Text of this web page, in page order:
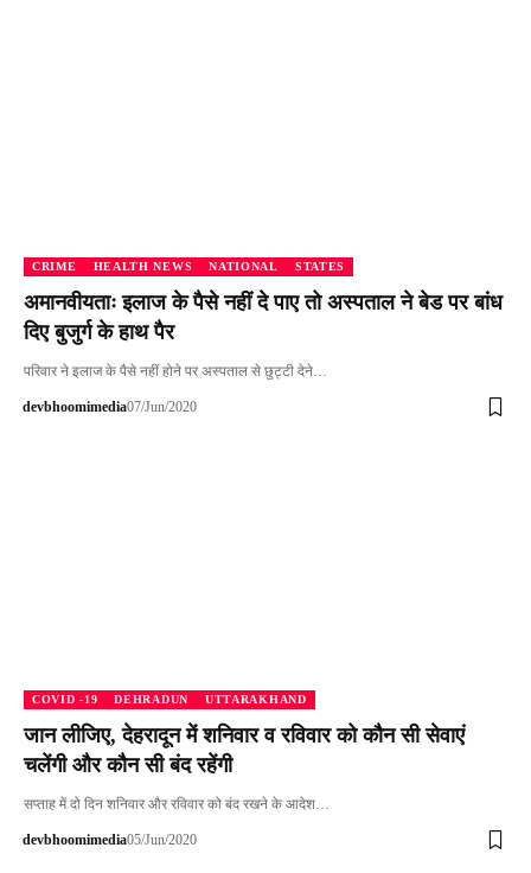
CRIME HEALTH NEWS NATIONAL STATES
अमानवीयताः इलाज के पैसे नहीं दे पाए तो अस्पताल ने बेड पर बांध
दिए बुजुर्ग के हाथ पैर
परिवार ने इलाज के पैसे नहीं होने पर अस्पताल से छुट्टी देने…
devbhoomimedia07/Jun/2020
COVID -19 DEHRADUN UTTARAKHAND
जान लीजिए, देहरादून में शनिवार व रविवार को कौन सी सेवाएं
चलेंगी और कौन सी बंद रहेंगी
सप्ताह में दो दिन शनिवार और रविवार को बंद रखने के आदेश…
devbhoomimedia05/Jun/2020